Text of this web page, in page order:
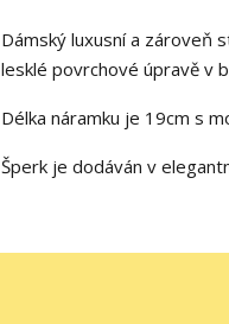
Dámský luxusní a zároveň
lesklé povrchové úpravě v
Délka náramku je 19cm s
Šperk je dodáván v